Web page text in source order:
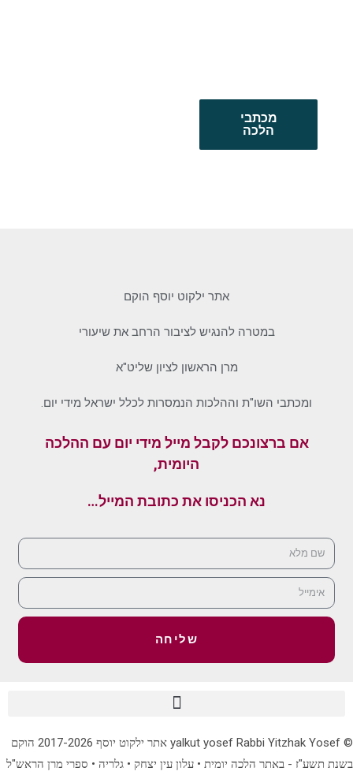
מכתבי
הלכה
אתר ילקוט יוסף הוקם
במטרה להנגיש לציבור הרחב את שיעורי
מרן הראשון לציון שליט"א
ומכתבי השו"ת וההלכות הנמסרות לכלל ישראל מידי יום.
אם ברצונכם לקבל מייל מידי יום עם ההלכה
היומית,
נא הכניסו את כתובת המייל…
שליחה
© yalkut yosef Rabbi Yitzhak Yosef אתר ילקוט יוסף 2017-2026 הוקם
בשנת תשע"ז - באתר הלכה יומית • עלון עין יצחק • גלריה • ספרי מרן הראש"ל